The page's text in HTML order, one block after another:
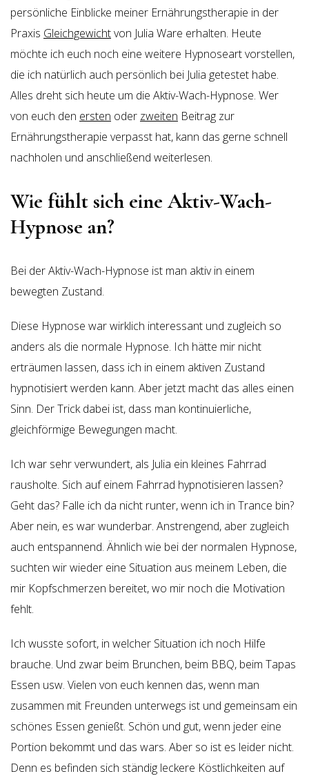
persönliche Einblicke meiner Ernährungstherapie in der
Praxis Gleichgewichtvon Julia Ware erhalten. Heute
möchte ich euch noch eine weitere Hypnoseart vorstellen,
die ich natürlich auch persönlich bei Julia getestet habe.
Alles dreht sich heute um die Aktiv-Wach-Hypnose. Wer
von euch den ersten oder zweiten Beitrag zur
Ernährungstherapie verpasst hat, kann das gerne schnell
nachholen und anschließend weiterlesen.
Wie fühlt sich eine Aktiv-Wach-
Hypnose an?
Bei der Aktiv-Wach-Hypnose ist man aktiv in einem
bewegten Zustand.
Diese Hypnose war wirklich interessant und zugleich so
anders als die normale Hypnose. Ich hätte mir nicht
erträumen lassen, dass ich in einem aktiven Zustand
hypnotisiert werden kann. Aber jetzt macht das alles einen
Sinn. Der Trick dabei ist, dass man kontinuierliche,
gleichförmige Bewegungen macht.
Ich war sehr verwundert, als Julia ein kleines Fahrrad
rausholte. Sich auf einem Fahrrad hypnotisieren lassen?
Geht das? Falle ich da nicht runter, wenn ich in Trance bin?
Aber nein, es war wunderbar. Anstrengend, aber zugleich
auch entspannend. Ähnlich wie bei der normalen Hypnose,
suchten wir wieder eine Situation aus meinem Leben, die
mir Kopfschmerzen bereitet, wo mir noch die Motivation
fehlt.
Ich wusste sofort, in welcher Situation ich noch Hilfe
brauche. Und zwar beim Brunchen, beim BBQ, beim Tapas
Essen usw. Vielen von euch kennen das, wenn man
zusammen mit Freunden unterwegs ist und gemeinsam ein
schönes Essen genießt. Schön und gut, wenn jeder eine
Portion bekommt und das wars. Aber so ist es leider nicht.
Denn es befinden sich ständig leckere Köstlichkeiten auf